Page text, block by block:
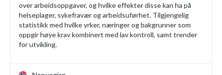
over arbeidsoppgaver, og hvilke effekter disse kan ha på
helseplager, sykefravær og arbeidsuførhet. Tilgjengelig
statistikk med hvilke yrker, næringer og bakgrunner som
oppgir høye krav kombinert med lav kontroll, samt trender
for utvikling.